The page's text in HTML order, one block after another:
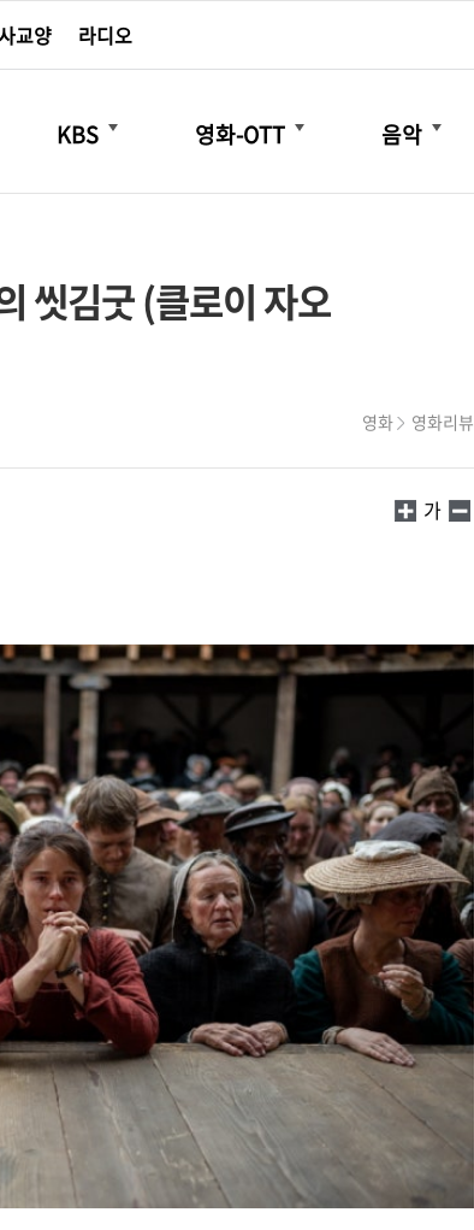
교양 라디오
KBS
더보기
영화-OTT
더보기
음악
더보기
씻김굿 (클로이 자오
영화 영화리뷰
가